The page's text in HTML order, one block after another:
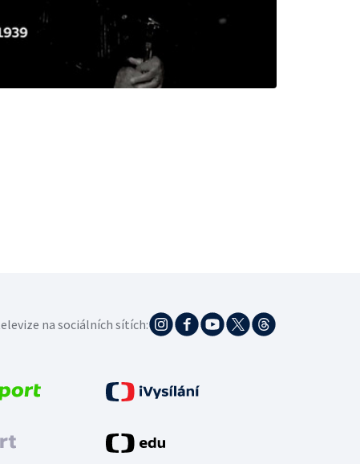
na sociálních sítích: